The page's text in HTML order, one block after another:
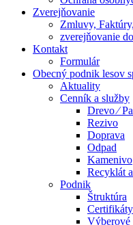
Zverejňovanie
Zmluvy,
zverejňovanie
Kontakt
Formulár
Obecný podnik lesov
Aktuality
Cenník a služby
Drevo ⁄
Rezivo
Doprava
Odpad
Kamenivo
Recyklát
Podnik
Štruktúra
Certifikáty
Výberové